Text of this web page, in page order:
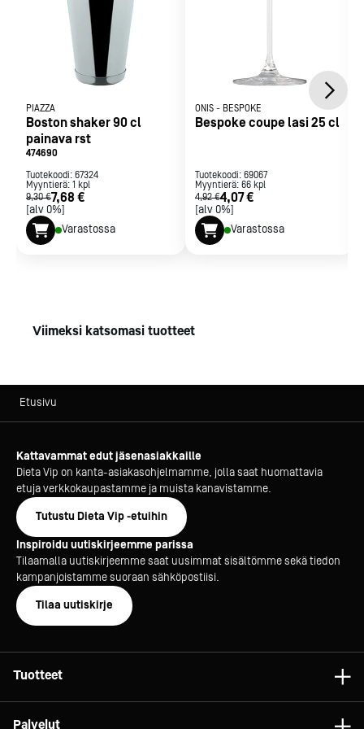
PIAZZA
Boston shaker 90 cl
painava rst
474690
Tuotekoodi: 67324
Myyntierä: 1 kpl
9,30 €7,68 €
[alv 0%]
Varastossa
ONIS - BESPOKE
Bespoke coupe lasi 25 cl
Tuotekoodi: 69067
Myyntierä: 66 kpl
4,92 €4,07 €
[alv 0%]
Varastossa
Viimeksi katsomasi tuotteet
Etusivu
Kattavammat edut jäsenasiakkaille
Dieta Vip on kanta-asiakasohjelmamme, jolla saat huomattavia
etuja verkkokaupastamme ja muista kanavistamme.
Tutustu Dieta Vip -etuihin
Inspiroidu uutiskirjeemme parissa
Tilaamalla uutiskirjeemme saat uusimmat sisältömme sekä tiedon
kampanjoistamme suoraan sähköpostiisi.
Tilaa uutiskirje
Tuotteet